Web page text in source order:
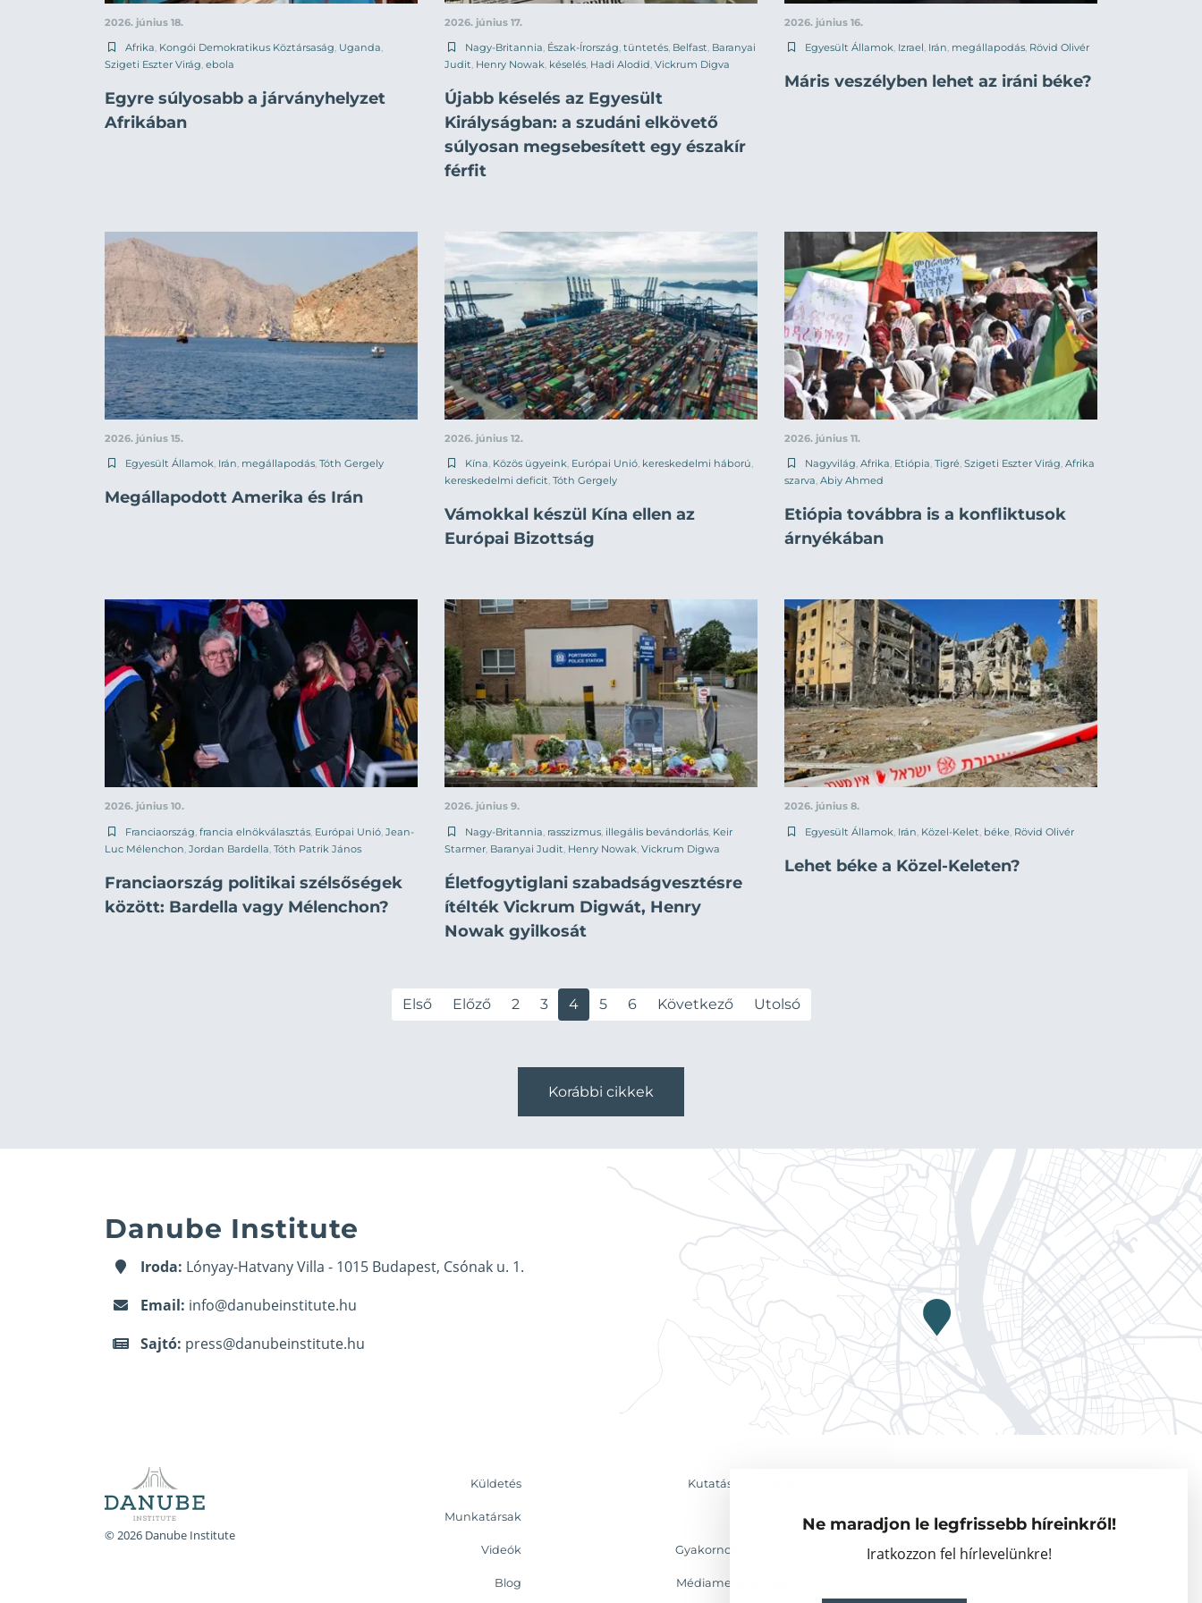
Ne maradjon le legfrissebb híreinkről!
Iratkozzon fel hírlevelünkre!
2026. június 18.
Afrika Kongói Demokratikus Köztársaság Uganda
Szigeti Eszter Virág ebola
Egyre súlyosabb a járványhelyzet
Afrikában
2026. június 17.
Nagy-Britannia Észak-Írország tüntetés Belfast Baranyai
Judit Henry Nowak késelés Hadi Alodid Vickrum Digva
Újabb késelés az Egyesült
Királyságban: a szudáni elkövető
súlyosan megsebesített egy északír
férfit
2026. június 16.
Egyesült Államok Izrael Irán megállapodás Rövid Olivér
Máris veszélyben lehet az iráni béke?
2026. június 15.
Egyesült Államok, Irán, megállapodás, Tóth Gergely
Megállapodott Amerika és Irán
2026. június 12.
Kína, Közös ügyeink, Európai Unió, kereskedelmi háború,
kereskedelmi deficit, Tóth Gergely
Vámokkal készül Kína ellen az
Európai Bizottság
2026. június 11.
Nagyvilág, Afrika, Etiópia, Tigré, Szigeti Eszter Virág, Afrika
szarva, Abiy Ahmed
Etiópia továbbra is a konfliktusok
árnyékában
2026. június 10.
Franciaország francia elnökválasztás Európai Unió Jean-
Luc Mélenchon Jordan Bardella Tóth Patrik János
Franciaország politikai szélsőségek
között: Bardella vagy Mélenchon?
2026. június 9.
Nagy-Britannia rasszizmus illegális bevándorlás Keir
Starmer Baranyai Judit Henry Nowak Vickrum Digwa
Életfogytiglani szabadságvesztésre
ítélték Vickrum Digwát, Henry
Nowak gyilkosát
2026. június 8.
Egyesült Államok Irán Közel-Kelet béke Rövid Olivér
Lehet béke a Közel-Keleten?
Első Előző 2 3 4 5 6 Következő Utolsó
Korábbi cikkek
Danube Institute
Iroda: Lónyay-Hatvany Villa - 1015 Budapest, Csónak u. 1.
Email: info@danubeinstitute.hu
Sajtó: press@danubeinstitute.hu
© 2026 Danube Institute
Küldetés Kutatás & Elemzés
Munkatársak Vendégkutatók
Videók Gyakornoki program Partnerszervezetek
Blog Médiamegjelenések